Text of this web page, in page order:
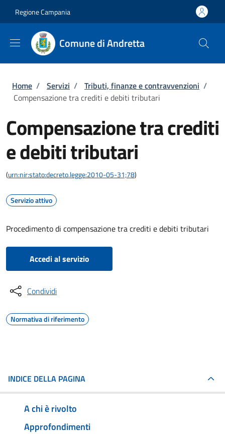
Regione Campania
Comune di Andretta
Briciole di pane
Home / Servizi / Tributi, finanze e contravvenzioni /
Compensazione tra crediti e debiti tributari
Compensazione tra crediti
e debiti tributari
(urn:nir:stato:decreto.legge:2010-05-31;78)
Servizio attivo
Procedimento di compensazione tra crediti e debiti tributari
Accedi al servizio
Condividi
Normativa di riferimento
INDICE DELLA PAGINA
A chi è rivolto
Approfondimenti